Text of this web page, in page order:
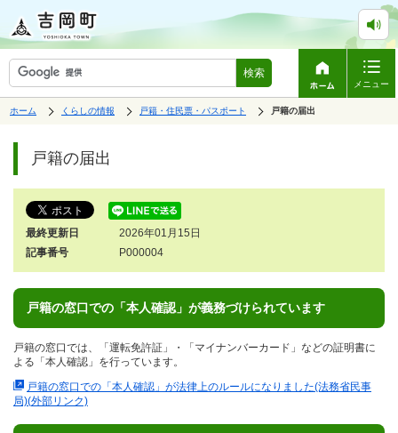
検索
メニュー
表
は、
ホーム
中
くらしの情報
の
中
戸籍・住民票・パスポート
の
戸籍の届出
す。
ジ
の
す。
戸籍の届出
最終更新日
2026年01月15日
記事番号
P000004
戸籍の窓口での「本人確認」が義務づけられています
戸籍の窓口では、「運転免許証」・「マイナンバーカード」などの証明書に
よる「本人確認」を行っています。
戸籍の窓口での「本人確認」が法律上のルールになりました(法務省民事
局)(外部リンク)